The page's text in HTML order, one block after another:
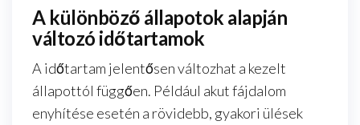
A különböző állapotok alapján
változó időtartamok
A időtartam jelentősen változhat a kezelt
állapottól függően. Például akut fájdalom
enyhítése esetén a rövidebb, gyakori ülések